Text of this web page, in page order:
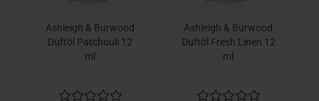
Ashleigh & Burwood
Duftöl Patchouli 12
ml
Ashleigh & Burwood
Duftöl Fresh Linen 12
ml